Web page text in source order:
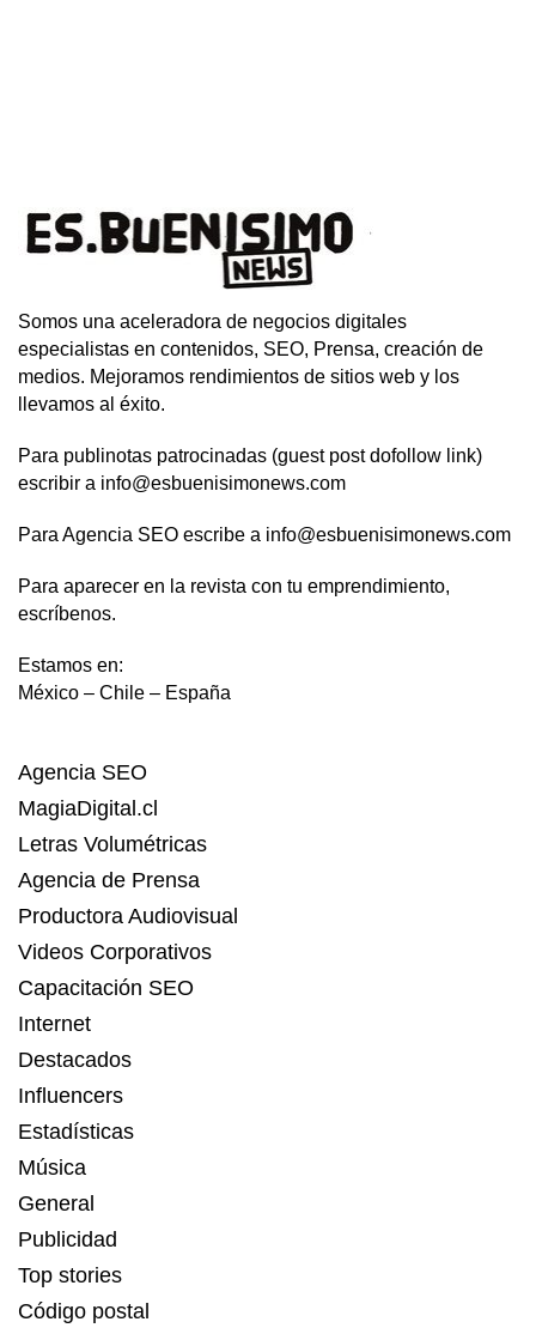
Somos una aceleradora de negocios digitales
especialistas en contenidos, SEO, Prensa, creación de
medios. Mejoramos rendimientos de sitios web y los
llevamos al éxito.
Para publinotas patrocinadas (guest post dofollow link)
escribir a info@esbuenisimonews.com
Para Agencia SEO escribe a info@esbuenisimonews.com
Para aparecer en la revista con tu emprendimiento,
escríbenos.
Estamos en:
México – Chile – España
Agencia SEO
MagiaDigital.cl
Letras Volumétricas
Agencia de Prensa
Productora Audiovisual
Videos Corporativos
Capacitación SEO
Internet
Destacados
Influencers
Estadísticas
Música
General
Publicidad
Top stories
Código postal